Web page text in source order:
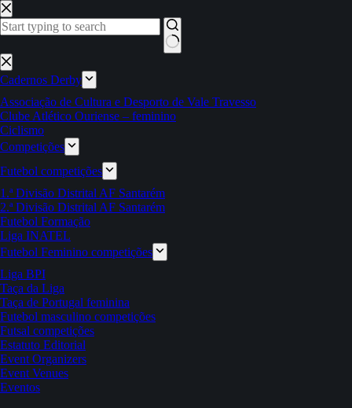
Pular
para
o
Sem
resultados
Cadernos Derby
Associação de Cultura e Desporto de Vale Travesso
Clube Atlético Ouriense – feminino
Ciclismo
Competições
Futebol competições
1.ª Divisão Distrital AF Santarém
2.ª Divisão Distrital AF Santarém
Futebol Formação
Liga INATEL
Futebol Feminino competições
Liga BPI
Taça da Liga
Taça de Portugal feminina
Futebol masculino competições
Futsal competições
Estatuto Editorial
Event Organizers
Event Venues
Eventos